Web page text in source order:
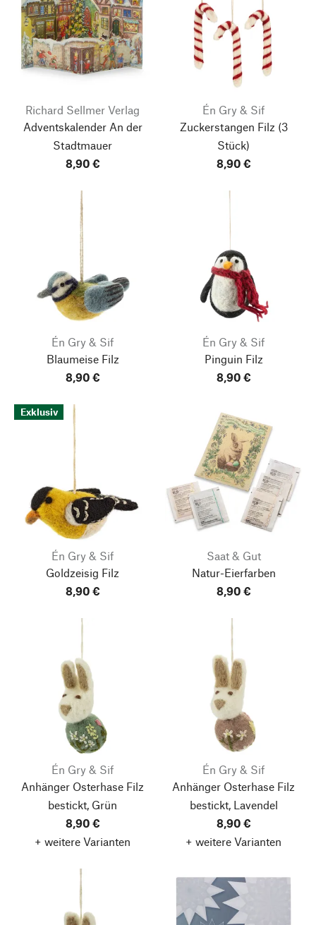
Richard Sellmer Verlag
Adventskalender An der
Stadtmauer
8,90 €
Én Gry & Sif
Zuckerstangen Filz (3
Stück)
8,90 €
Én Gry & Sif
Blaumeise Filz
8,90 €
Én Gry & Sif
Pinguin Filz
8,90 €
Exklusiv
Én Gry & Sif
Goldzeisig Filz
8,90 €
Saat & Gut
Natur-Eierfarben
8,90 €
Én Gry & Sif
Anhänger Osterhase Filz
bestickt, Grün
8,90 €
+ weitere Varianten
Én Gry & Sif
Anhänger Osterhase Filz
bestickt, Lavendel
8,90 €
+ weitere Varianten